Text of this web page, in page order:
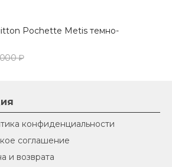
Pochette Metis темно-
₽
конфиденциальности
соглашение
и возврата